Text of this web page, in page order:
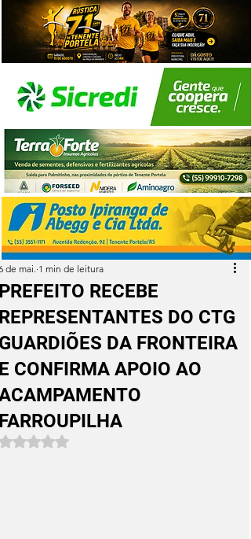
RECEBE
DO CTG
DA FRONTEIRA
CONFIRMA APOIO AO
de mai. 1 min de leitura
Avaliado com NaN de 5 estrelas.